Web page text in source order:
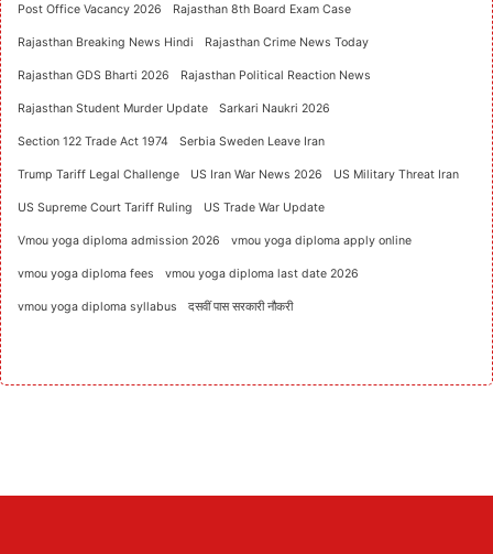
Post Office Vacancy 2026 Rajasthan 8th Board Exam Case
Rajasthan Breaking News Hindi Rajasthan Crime News Today
Rajasthan GDS Bharti 2026 Rajasthan Political Reaction News
Rajasthan Student Murder Update Sarkari Naukri 2026
Section 122 Trade Act 1974 Serbia Sweden Leave Iran
Trump Tariff Legal Challenge US Iran War News 2026 US Military Threat Iran
US Supreme Court Tariff Ruling US Trade War Update
Vmou yoga diploma admission 2026 vmou yoga diploma apply online
vmou yoga diploma fees vmou yoga diploma last date 2026
vmou yoga diploma syllabus दसवीं पास सरकारी नौकरी